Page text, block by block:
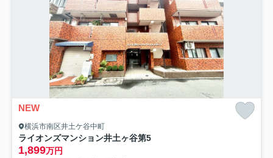
NEW
横浜市南区井土ケ谷中町
ライオンズマンション井土ヶ谷第5
1,899万円